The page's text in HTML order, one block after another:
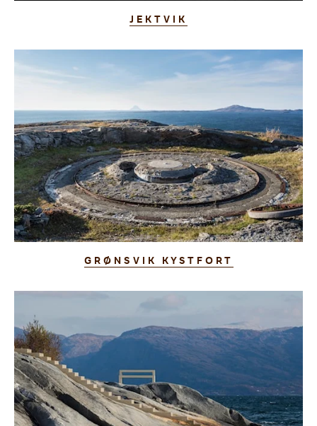
JEKTVIK
GRØNSVIK KYSTFORT